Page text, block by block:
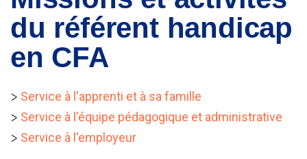
du référent handicap
en CFA
> Service à l'apprenti et à sa famille
> Service à l'équipe pédagogique et administrative
> Service à l'employeur